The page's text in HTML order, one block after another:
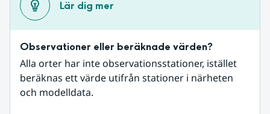
Lär dig mer
Observationer eller beräknade värden?
Alla orter har inte observationsstationer, istället
beräknas ett värde utifrån stationer i närheten
och modelldata.